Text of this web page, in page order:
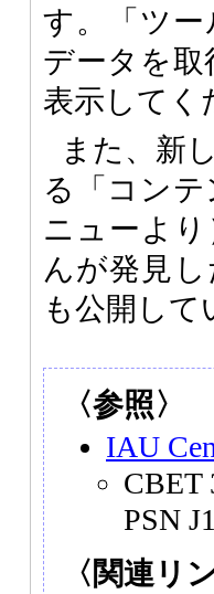
す。「ツ
データを取
表示してく
また、新
る「コン
ニューよ
んが発見
も公開し
〈参照〉
IAU
CBET
PSN
〈関連リ